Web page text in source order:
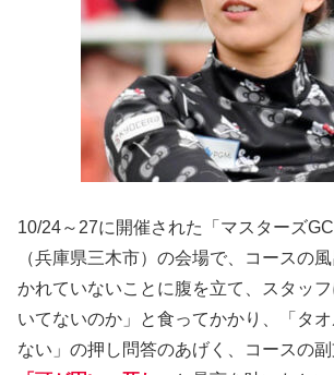
10/24～27に開催された「マスターズGC
（兵庫県三木市）の会場で、コースの
かれていないことに腹を立て、スタッ
いてないのか」と食ってかかり、「タ
ない」の押し問答のあげく、コースの